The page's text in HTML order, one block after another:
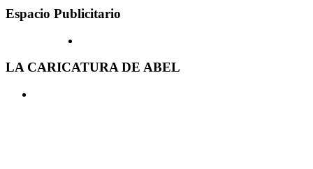
Espacio Publicitario
LA CARICATURA DE ABEL